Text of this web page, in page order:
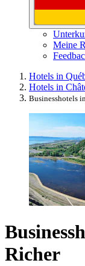
Meine
Hotels in
Hotels in
Businesshotels
Richer